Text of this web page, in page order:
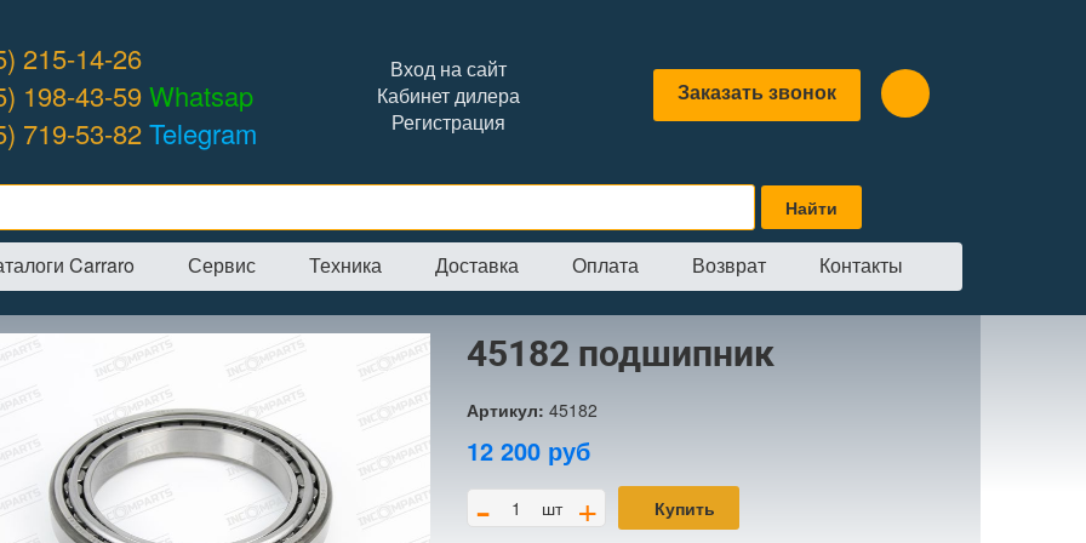
215-14-26
198-43-59Whatsap
719-53-82Telegram
Вход на сайт
Кабинет дилера
Регистрация
Заказать звонок
Carraro Сервис Техника Доставка Оплата Возврат Контакты
→Интернет-магазин →CARRARO Подшипники 45182 подшипник
45182 подшипник
Артикул: 45182
12 200 руб
- шт + Купить